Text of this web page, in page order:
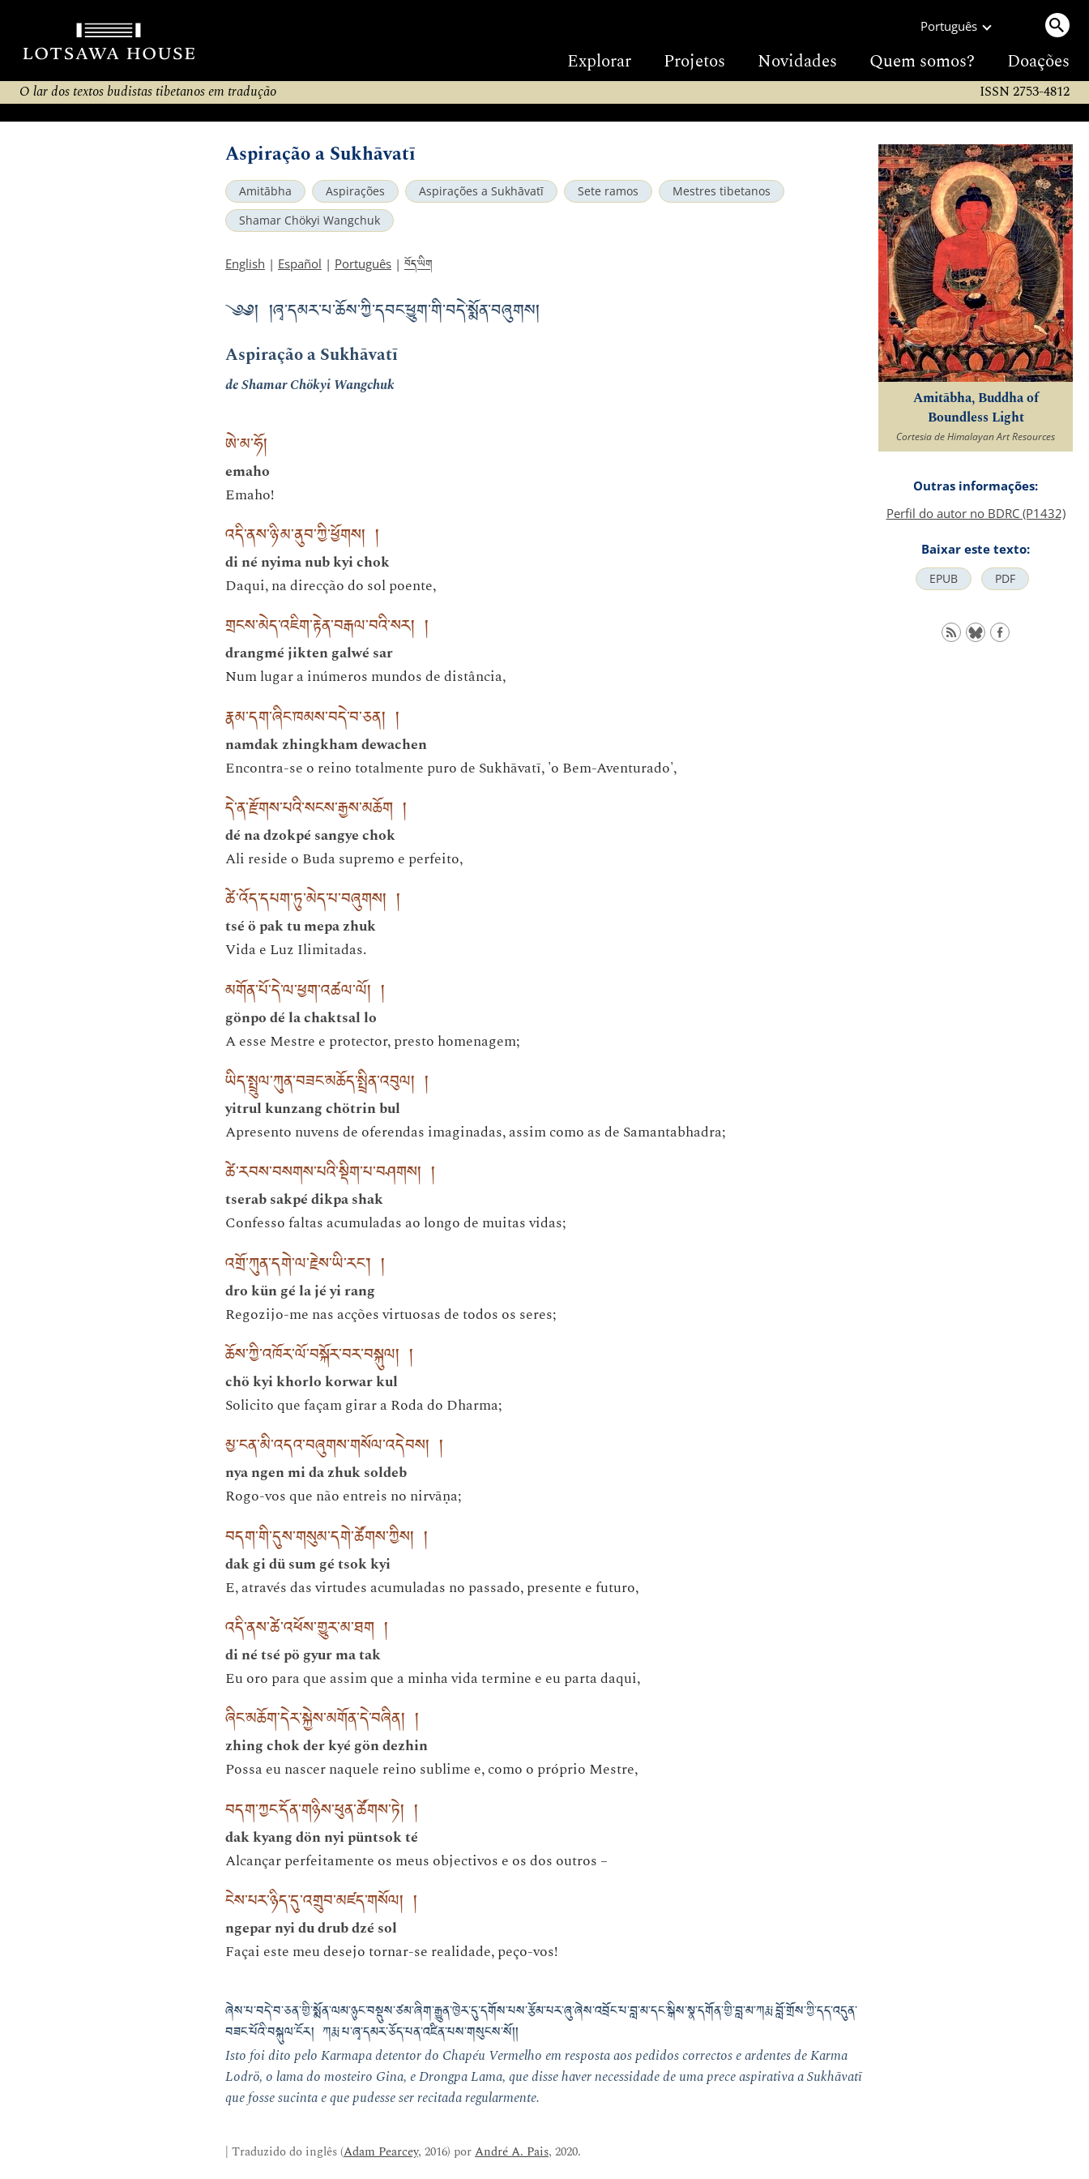
Português
Explorar Projetos Novidades Quem somos? Doações
O lar dos textos budistas tibetanos em tradução ISSN 2753-4812
Aspiração a Sukhāvatī
Amitābha Aspirações Aspirações a Sukhāvatī Sete ramos
Mestres tibetanos
Shamar Chökyi Wangchuk
English | Español | Português | བོད་ཡིག
༄༅། །ཞྭ་དམར་པ་ཆོས་ཀྱི་དབང་ཕྱུག་གི་བདེ་སྨོན་བཞུགས།
Aspiração a Sukhāvatī
de Shamar Chökyi Wangchuk
ཨེ་མ་ཧོ།
emaho
Emaho!
འདི་ནས་ཉི་མ་ནུབ་ཀྱི་ཕྱོགས། །
di né nyima nub kyi chok
Daqui, na direcção do sol poente,
གྲངས་མེད་འཇིག་རྟེན་བརྒལ་བའི་སར། །
drangmé jikten galwé sar
Num lugar a inúmeros mundos de distância,
རྣམ་དག་ཞིང་ཁམས་བདེ་བ་ཅན། །
namdak zhingkham dewachen
Encontra-se o reino totalmente puro de Sukhāvatī, 'o Bem-Aventurado',
དེ་ན་རྫོགས་པའི་སངས་རྒྱས་མཆོག །
dé na dzokpé sangye chok
Ali reside o Buda supremo e perfeito,
ཚེ་འོད་དཔག་ཏུ་མེད་པ་བཞུགས། །
tsé ö pak tu mepa zhuk
Vida e Luz Ilimitadas.
མགོན་པོ་དེ་ལ་ཕྱག་འཚལ་ལོ། །
gönpo dé la chaktsal lo
A esse Mestre e protector, presto homenagem;
ཡིད་སྤྲུལ་ཀུན་བཟང་མཆོད་སྤྲིན་འབུལ། །
yitrul kunzang chötrin bul
Apresento nuvens de oferendas imaginadas, assim como as de Samantabhadra;
ཚེ་རབས་བསགས་པའི་སྡིག་པ་བཤགས། །
tserab sakpé dikpa shak
Confesso faltas acumuladas ao longo de muitas vidas;
འགྲོ་ཀུན་དགེ་ལ་རྗེས་ཡི་རང་། །
dro kün gé la jé yi rang
Regozijo-me nas acções virtuosas de todos os seres;
ཆོས་ཀྱི་འཁོར་ལོ་བསྐོར་བར་བསྐུལ། །
chö kyi khorlo korwar kul
Solicito que façam girar a Roda do Dharma;
མྱ་ངན་མི་འདའ་བཞུགས་གསོལ་འདེབས། །
nya ngen mi da zhuk soldeb
Rogo-vos que não entreis no nirvāṇa;
བདག་གི་དུས་གསུམ་དགེ་ཚོགས་ཀྱིས། །
dak gi dü sum gé tsok kyi
E, através das virtudes acumuladas no passado, presente e futuro,
འདི་ནས་ཚེ་འཕོས་གྱུར་མ་ཐག །
di né tsé pö gyur ma tak
Eu oro para que assim que a minha vida termine e eu parta daqui,
ཞིང་མཆོག་དེར་སྐྱེས་མགོན་དེ་བཞིན། །
zhing chok der kyé gön dezhin
Possa eu nascer naquele reino sublime e, como o próprio Mestre,
བདག་ཀྱང་དོན་གཉིས་ཕུན་ཚོགས་ཏེ། །
dak kyang dön nyi püntsok té
Alcançar perfeitamente os meus objectivos e os dos outros –
ངེས་པར་ཉིད་དུ་འགྲུབ་མཛད་གསོལ། །
ngepar nyi du drub dzé sol
Façai este meu desejo tornar-se realidade, peço-vos!
ཞེས་པ་བདེ་བ་ཅན་གྱི་སྨོན་ལམ་ཉུང་བསྡུས་ཙམ་ཞིག་རྒྱུན་ཁྱེར་དུ་དགོས་པས་རྩོམ་པར་ཞུ་ཞེས་འབྲོང་པ་བླ་མ་དང་སྒིས་སྣ་དགོན་གྱི་བླ་མ་ཀརྨ་བློ་གྲོས་ཀྱི་དད་འདུན་
བཟང་པོའི་བསྐུལ་ངོར། ཀརྨ་པ་ཞྭ་དམར་ཅོད་པན་འཛིན་པས་གསུངས་སོ།།
Isto foi dito pelo Karmapa detentor do Chapéu Vermelho em resposta aos pedidos correctos e ardentes de Karma
Lodrö, o lama do mosteiro Gina, e Drongpa Lama, que disse haver necessidade de uma prece aspirativa a Sukhāvatī
que fosse sucinta e que pudesse ser recitada regularmente.
| Traduzido do inglês (Adam Pearcey, 2016) porAndré A. Pais, 2020.
Amitābha, Buddha of
Boundless Light
Cortesia de Himalayan Art Resources
Outras informações:
Perfil do autor no BDRC (P1432)
Baixar este texto:
EPUB PDF